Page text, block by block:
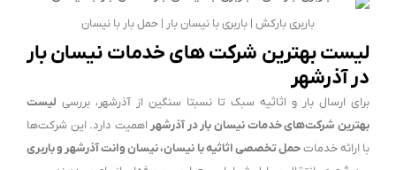
باربری بارکش | باربری با نیسان بار | حمل بار با نیسان
لیست بهترین شرکت های خدمات نیسان بار
در آذرشهر
برای ارسال بار و اثاثیه سبک تا نسبتا سنگین از آذرشهر ، بررسی لیست
بهترین شرکت‌های خدمات نیسان بار در آذرشهر اهمیت دارد. این شرکت‌ها
با ارائه خدماتحمل تخصصی اثاثیه با نیسان، نیسان وانت آذرشهر و باربری